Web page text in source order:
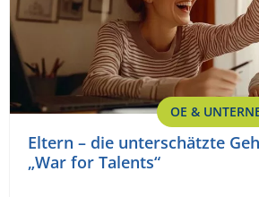
OE &
Eltern – die unterschätzte
„War for Talents“